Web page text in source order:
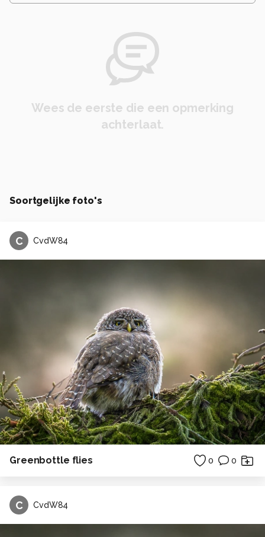
Wees de eerste die een opmerking
achterlaat.
Soortgelijke foto's
C CvdW84
Greenbottle flies 0 0
C CvdW84